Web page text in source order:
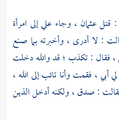
: قتلعثمان ، وجاء عليإلى امرأة
: لا أدرى ، وأخبرته بما صنع
، فقال : تكذب ؛ قد والله دخلت
أبي ، فقمت وأنا تائب إلى الله ،
فقالت : صدق ، ولكنه أدخل الذين